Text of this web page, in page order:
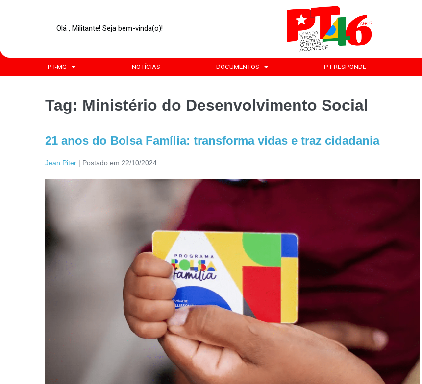
Olá , Militante! Seja bem-vinda(o)!
PT-MG NOTÍCIAS DOCUMENTOS PT RESPONDE
Tag: Ministério do Desenvolvimento Social
21 anos do Bolsa Família: transforma vidas e traz cidadania
Jean Piter | Postado em 22/10/2024